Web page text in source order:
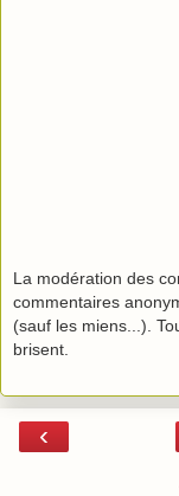
La modération des
commentaires
(sauf les miens...).
brisent.
‹